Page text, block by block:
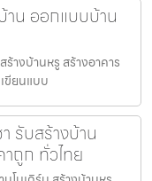
าน ออกแบบบ้าน
างบ้านหรู สร้างอาคาร
ขียนแบบ
รับสร้างบ้าน
ถูก ทั่วไทย